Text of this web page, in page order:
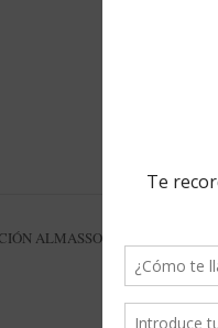
ALMASSORA